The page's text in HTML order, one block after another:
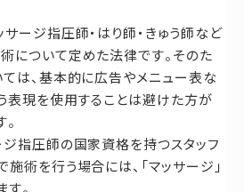
ージ指圧師・はり師・きゅう師など
について定めた法律です。そのた
ては、基本的に広告やメニュー表な
う表現を使用することは避けた方が
ジ指圧師の国家資格を持つスタッフ
術を行う場合には、「マッサージ」
。